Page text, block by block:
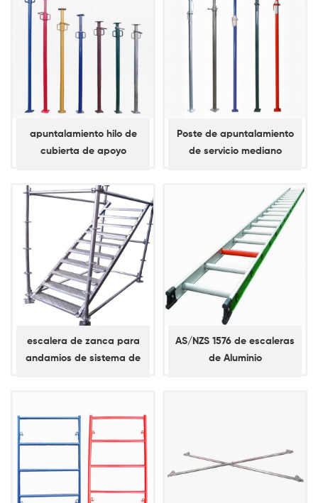
apuntalamiento hilo de
cubierta de apoyo
Poste de apuntalamiento
de servicio mediano
escalera de zanca para
andamios de sistema de
AS/NZS 1576 de escaleras
de Aluminio